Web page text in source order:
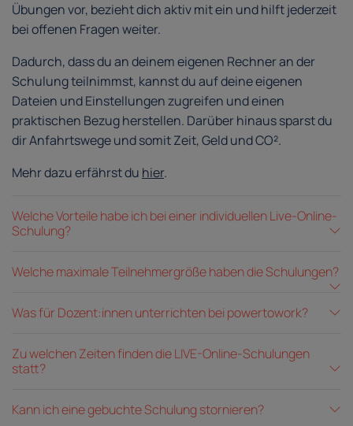
Übungen vor, bezieht dich aktiv mit ein und hilft jederzeit
bei offenen Fragen weiter.
Dadurch, dass du an deinem eigenen Rechner an der
Schulung teilnimmst, kannst du auf deine eigenen
Dateien und Einstellungen zugreifen und einen
praktischen Bezug herstellen. Darüber hinaus sparst du
dir Anfahrtswege und somit Zeit, Geld und CO².
Mehr dazu erfährst du hier.
Welche Vorteile habe ich bei einer individuellen Live-Online-
Schulung?
Welche maximale Teilnehmergröße haben die Schulungen?
Was für Dozent:innen unterrichten bei powertowork?
Zu welchen Zeiten finden die LIVE-Online-Schulungen
statt?
Kann ich eine gebuchte Schulung stornieren?